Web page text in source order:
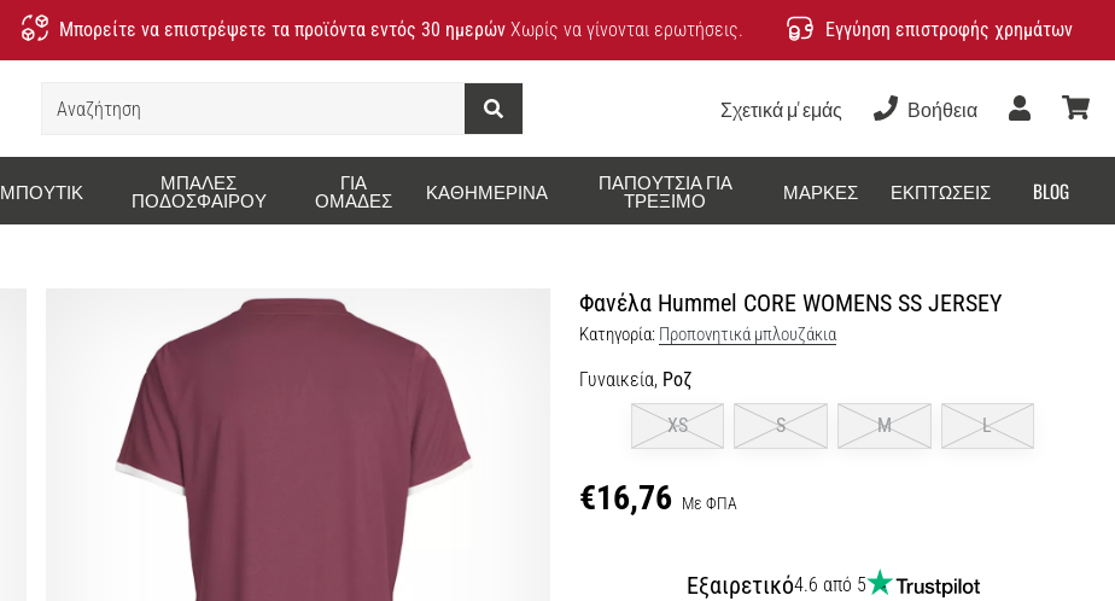
Μπορείτε να επιστρέψετε τα προϊόντα εντός 30 ημερών Χωρίς να γίνονται ερωτήσεις. Εγγύηση επιστροφής χρημάτων
Αναζήτηση
Σχετικά μ' εμάς Βοήθεια
Χρήστης
ΜΠΟΥΤΊΚ ΜΠΆΛΕΣ
ΠΟΔΟΣΦΑΊΡΟΥ
ΓΙΑ
ΟΜΆΔΕΣ ΚΑΘΗΜΕΡΙΝΆ ΠΑΠΟΎΤΣΙΑ ΓΙΑ
ΤΡΈΞΙΜΟ ΜΆΡΚΕΣ ΕΚΠΤΏΣΕΙΣ BLOG
Φανέλα Hummel CORE WOMENS SS JERSEY
Κατηγορία: Προπονητικά μπλουζάκια
Γυναικεία, Ροζ
XS
S M L
€16,76 Με ΦΠΑ
Εξαιρετικό4.6 από 5